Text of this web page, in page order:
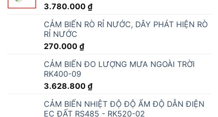
3.780.000 ₫
CẢM BIẾN RÒ RỈ NƯỚC, DÂY PHÁT HIỆN RÒ
RỈ NƯỚC
270.000 ₫
CẢM BIẾN ĐO LƯỢNG MƯA NGOÀI TRỜI
RK400-09
3.628.800 ₫
CẢM BIẾN NHIỆT ĐỘ ĐỘ ẨM ĐỘ DẪN ĐIỆN
EC ĐẤT RS485 - RK520-02